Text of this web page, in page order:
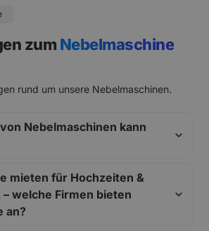
zum Nebelmaschine
rund um unsere Nebelmaschinen.
Nebelmaschinen kann
mieten für Hochzeiten &
welche Firmen bieten
an?